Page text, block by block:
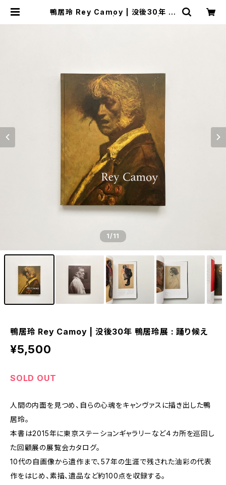
鴨居玲 Rey Camoy | 没後30年 鴨
1/11
鴨居玲 Rey Camoy | 没後30年 鴨居玲展 : 踊り候え
¥5,500
SOLD OUT
人間の内面を見つめ、自らの心魂をキャンヴァスに描き出した鴨
居玲。
本書は2015年に東京ステーションギャラリーなど４カ所を巡回し
た回顧展の展覧会カタログ。
10代の自画像から遺作まで、57年の生涯で残された油彩の代表
作をはじめ、素描、遺品など約100点を収録する。